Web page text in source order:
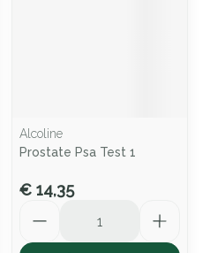
Alcoline
Prostate Psa Test 1
€ 14,35